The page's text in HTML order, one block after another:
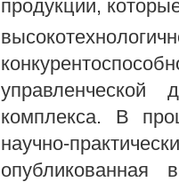
продукции,
управленческой
комплекса. В
научно-
опубликованная